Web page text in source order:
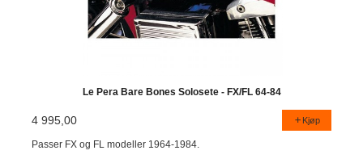
Le Pera Bare Bones Solosete - FX/FL 64-84
4 995,00 Kjøp
Passer FX og FL modeller 1964-1984.